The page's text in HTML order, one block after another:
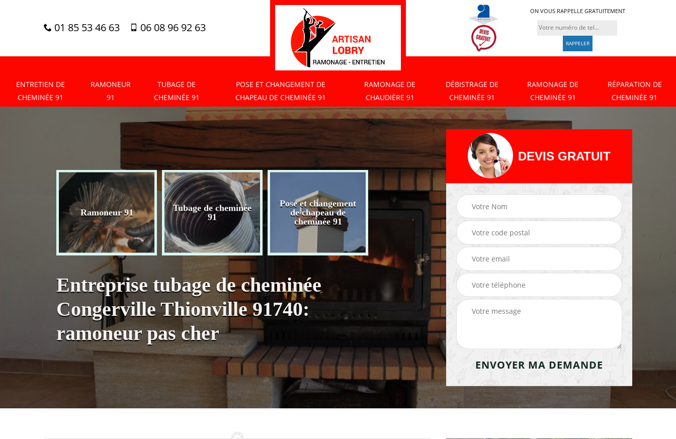
01 85 53 46 63 06 08 96 92 63
ON VOUS RAPPELLE GRATUITEMENT
ENTRETIEN DE
CHEMINÉE 91
RAMONEUR
91
TUBAGE DE
CHEMINÉE 91
POSE ET CHANGEMENT DE
CHAPEAU DE CHEMINÉE 91
RAMONAGE DE
CHAUDIÈRE 91
DÉBISTRAGE DE
CHEMINÉE 91
RAMONAGE DE
CHEMINÉE 91
RÉPARATION DE
CHEMINÉE 91
Ramoneur 91
Tubage de cheminée
91
Pose et changement
de chapeau de
cheminée 91
Ramonage de
chaudière 91
Débistrage de
cheminée 91
Ramonage de
cheminée 91
Entreprise tubage de cheminée
Congerville Thionville 91740:
ramoneur pas cher
DEVIS GRATUIT